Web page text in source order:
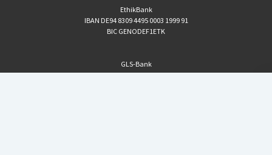
EthikBank
IBAN DE94 8309 4495 0003 1999 91
BIC GENODEF1ETK
GLS-Bank
IBAN DE88 4306 0967 8016 5330 00